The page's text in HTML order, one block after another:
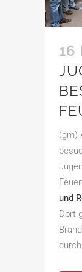
16
(gm)
und
Dort